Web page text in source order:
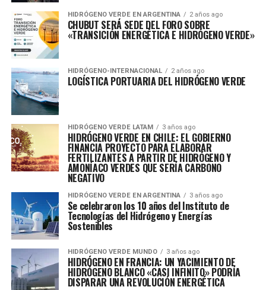
HIDRÓGENO VERDE EN ARGENTINA 2 años ago
CHUBUT SERÁ SEDE DEL FORO SOBRE
«TRANSICIÓN ENERGÉTICA E HIDRÓGENO VERDE»
HIDRÓGENO-INTERNACIONAL 2 años ago
LOGÍSTICA PORTUARIA DEL HIDRÓGENO VERDE
HIDRÓGENO VERDE LATAM 3 años ago
HIDRÓGENO VERDE EN CHILE: EL GOBIERNO
FINANCIA PROYECTO PARA ELABORAR
FERTILIZANTES A PARTIR DE HIDRÓGENO Y
AMONÍACO VERDES QUE SERÍA CARBONO
NEGATIVO
HIDRÓGENO VERDE EN ARGENTINA 3 años ago
Se celebraron los 10 años del Instituto de
Tecnologías del Hidrógeno y Energías
Sostenibles
HIDRÓGENO VERDE MUNDO 3 años ago
HIDRÓGENO EN FRANCIA: UN YACIMIENTO DE
HIDRÓGENO BLANCO «CASI INFINITO» PODRÍA
DISPARAR UNA REVOLUCIÓN ENERGÉTICA